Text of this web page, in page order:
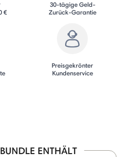
€
30-tägige Geld-
Zurück-Garantie
Preisgekrönter
Kundenservice
ENTHÄLT